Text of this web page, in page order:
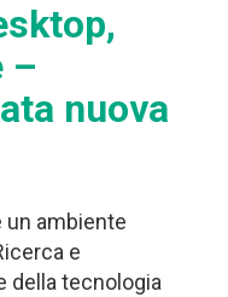
–
nuova
un ambiente
e
della tecnologia